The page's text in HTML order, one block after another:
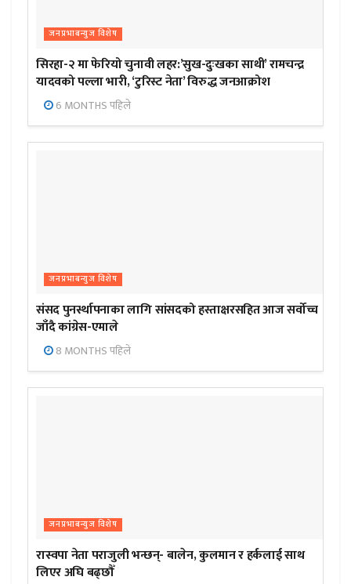
जनप्रभाबन्युज विशेष
सिरहा-२ मा फेरियो चुनावी लहर:’सुख-दुःखका साथी’ रामचन्द्र
यादवको पल्ला भारी, ‘टुरिस्ट नेता’ विरुद्ध जनआक्रोश
6 MONTHS पहिले
जनप्रभाबन्युज विशेष
संसद पुनर्स्थापनाका लागि सांसदको हस्ताक्षरसहित आज सर्वोच्च
जाँदै कांग्रेस-एमाले
8 MONTHS पहिले
जनप्रभाबन्युज विशेष
रास्वपा नेता पराजुली भन्छन्- बालेन, कुलमान र हर्कलाई साथ
लिएर अघि बढ्छौँ